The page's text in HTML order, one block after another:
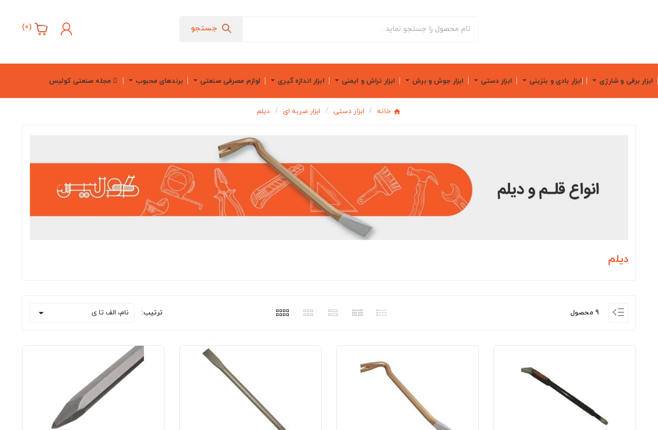
جستجو (
0
)
ابزار برقی و شارژی ابزار بادی و بنزینی ابزار دستی ابزار جوش و برش ابزار تراش و ایمنی ابزار اندازه گیری لوازم مصرفی صنعتی برندهای محبوب مجله صنعتی کولیس
خانه ابزار دستی ابزار ضربه ای دیلم
دیلم
9 محصول ترتیب: نام، الف تا ی 